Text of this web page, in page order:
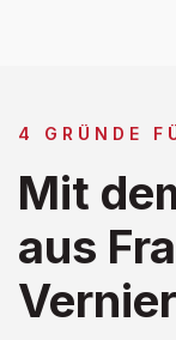
4 GRÜNDE
Mit
aus
Vernier